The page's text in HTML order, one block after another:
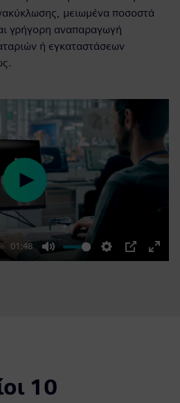
μειωμένα ποσοστά
γρήγορη αναπαραγωγή
ή εγκαταστάσεων
01:48
Mute Settings
PIP
Enter
Play
10